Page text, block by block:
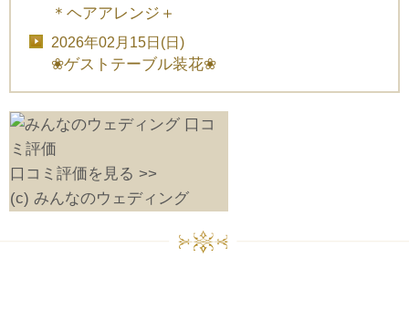
＊ヘアアレンジ＋
2026年02月15日(日)
❀ゲストテーブル装花❀
口コミ評価を見る >>
(c) みんなのウェディング